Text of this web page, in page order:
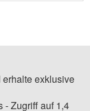
exklusive
- Zugriff auf 1,4